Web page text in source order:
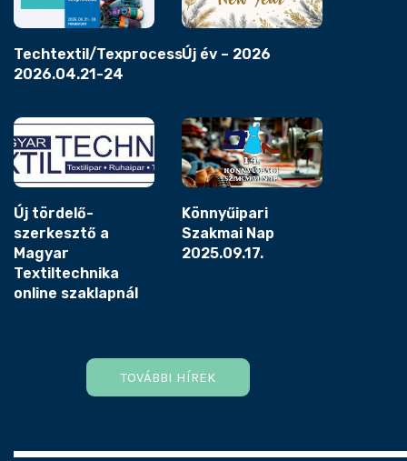
Techtextil/Texprocess
2026.04.21-24
Új év – 2026
Új tördelő-
szerkesztő a
Magyar
Textiltechnika
online szaklapnál
Könnyűipari
Szakmai Nap
2025.09.17.
TOVÁBBI HÍREK